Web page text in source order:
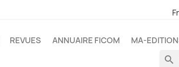
REVUES ANNUAIRE FICOM MA-
search